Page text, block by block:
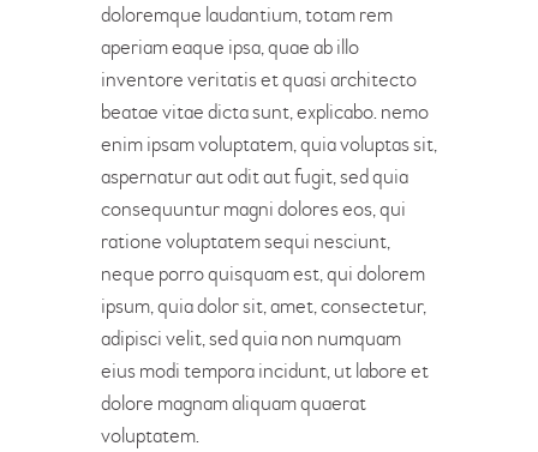
doloremque laudantium, totam rem
aperiam eaque ipsa, quae ab illo
inventore veritatis et quasi architecto
beatae vitae dicta sunt, explicabo. nemo
enim ipsam voluptatem, quia voluptas sit,
aspernatur aut odit aut fugit, sed quia
consequuntur magni dolores eos, qui
ratione voluptatem sequi nesciunt,
neque porro quisquam est, qui dolorem
ipsum, quia dolor sit, amet, consectetur,
adipisci velit, sed quia non numquam
eius modi tempora incidunt, ut labore et
dolore magnam aliquam quaerat
voluptatem.